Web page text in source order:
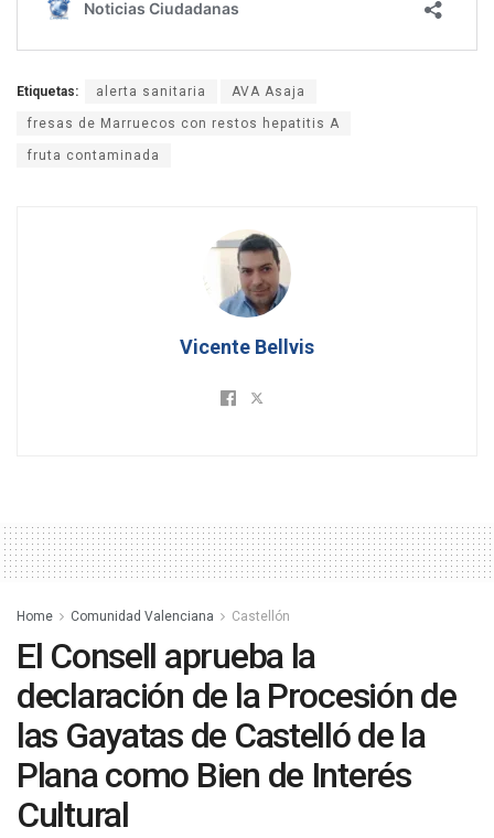
Etiquetas: alerta sanitaria AVA Asaja
fresas de Marruecos con restos hepatitis A
fruta contaminada
Vicente Bellvis
Home Comunidad Valenciana Castellón
El Consell aprueba la
declaración de la Procesión de
las Gayatas de Castelló de la
Plana como Bien de Interés
Cultural